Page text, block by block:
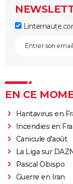
EN CE
Hantavirus en
Incendies en
Canicule d'août
La Liga sur
Pascal Obispo
Guerre en Iran